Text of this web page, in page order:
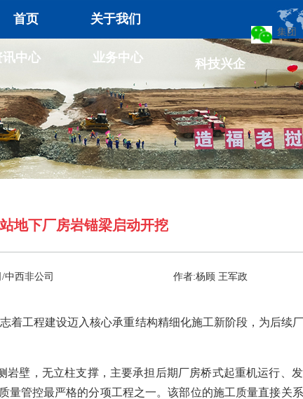
集团
首页 关于我们
讯中心 业务中心 科技兴企
地下厂房岩锚梁启动开挖
中西非公司 作者:杨顾 王军政
着工程建设迈入核心承重结构精细化施工新阶段，为后续
壁，无立柱支撑，主要承担后期厂房桥式起重机运行、
管控最严格的分项工程之一。该部位的施工质量直接关